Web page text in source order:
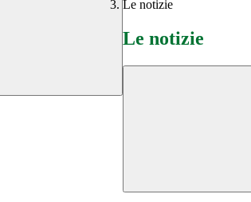
Le notizie
Le notizie